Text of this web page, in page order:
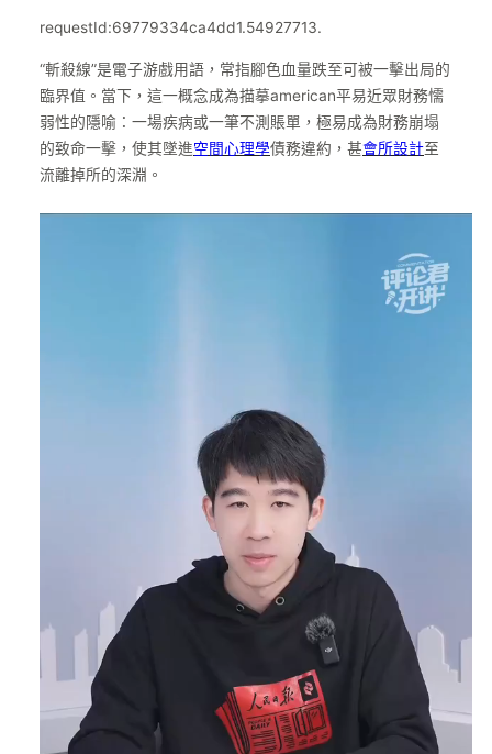
requestId:69779334ca4dd1.54927713.
“斬殺線”是電子游戲用語，常指腳色血量跌至可被一擊出局的
臨界值。當下，這一概念成為描摹american平易近眾財務懦
弱性的隱喻：一場疾病或一筆不測賬單，極易成為財務崩塌
的致命一擊，使其墜進空間心理學債務違約，甚會所設計至
流離掉所的深淵。